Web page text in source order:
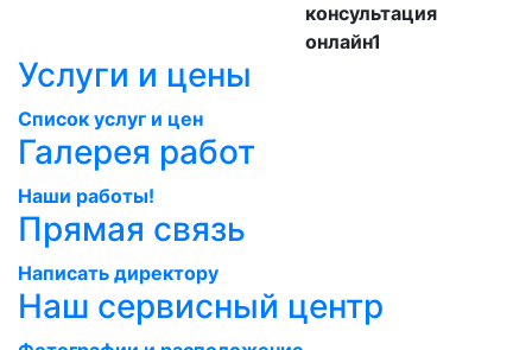
консультация
онлайн1
Услуги и цены
Cписок услуг и цен
Галерея работ
Наши работы!
Прямая связь
Написать директору
Наш сервисный центр